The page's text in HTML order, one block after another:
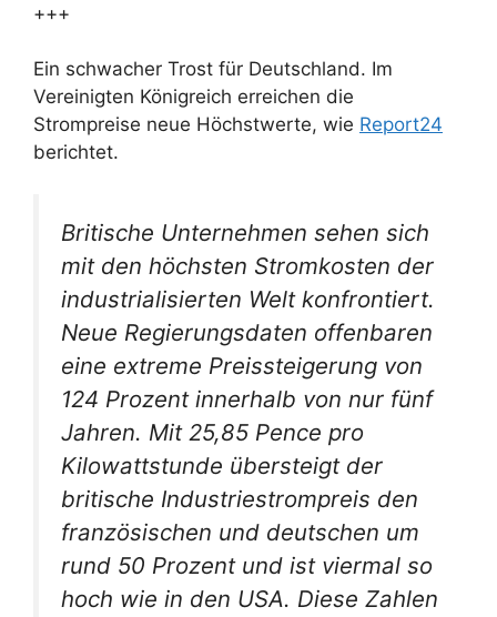
+++
Ein schwacher Trost für Deutschland. Im
Vereinigten Königreich erreichen die
Strompreise neue Höchstwerte, wie Report24
berichtet.
Britische Unternehmen sehen sich
mit den höchsten Stromkosten der
industrialisierten Welt konfrontiert.
Neue Regierungsdaten offenbaren
eine extreme Preissteigerung von
124 Prozent innerhalb von nur fünf
Jahren. Mit 25,85 Pence pro
Kilowattstunde übersteigt der
britische Industriestrompreis den
französischen und deutschen um
rund 50 Prozent und ist viermal so
hoch wie in den USA. Diese Zahlen